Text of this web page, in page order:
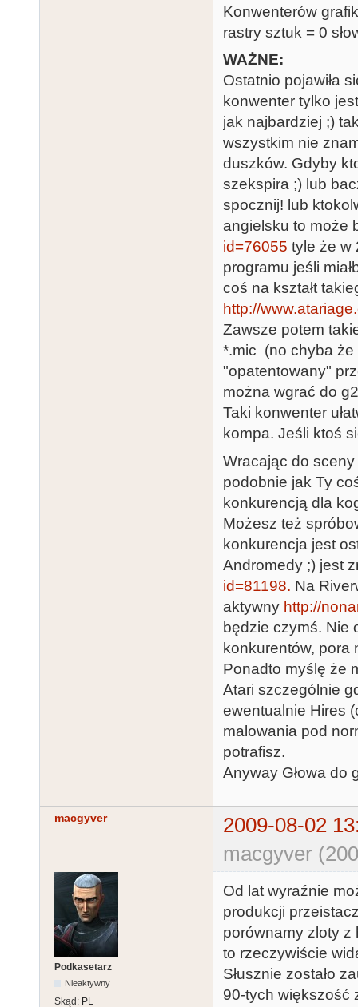
Konwenterów
rastry sztuk = 0
WAŻNE:
Ostatnio pojawiła
konwenter tylko
jak najbardziej ;)
wszystkim nie
duszków. Gdyby
szekspira ;) lub
spocznij! lub
angielsku to może
id=76055 tyle że w
programu jeśli
coś na kształt
http://
Zawsze potem
*.mic (no chyba że
"opatentowany"
można wgrać do
Taki konwenter
kompa. Jeśli ktoś
Wracając do
podobnie jak Ty
konkurencją dla
Możesz też
konkurencja jest
Andromedy ;) jest
id=81198. Na
aktywny http://
będzie czymś. Nie
konkurentów, pora
Ponadto myślę że
Atari szczególnie
ewentualnie Hires
malowania pod
potrafisz.
Anyway Głowa do
macgyver
2009-08-02
macgyver
Podkasetarz
Nieaktywny
Skąd: PL
Od lat wyraźnie
produkcji
porównamy zloty z
to rzeczywiście
Słusznie zostało
90-tych większość